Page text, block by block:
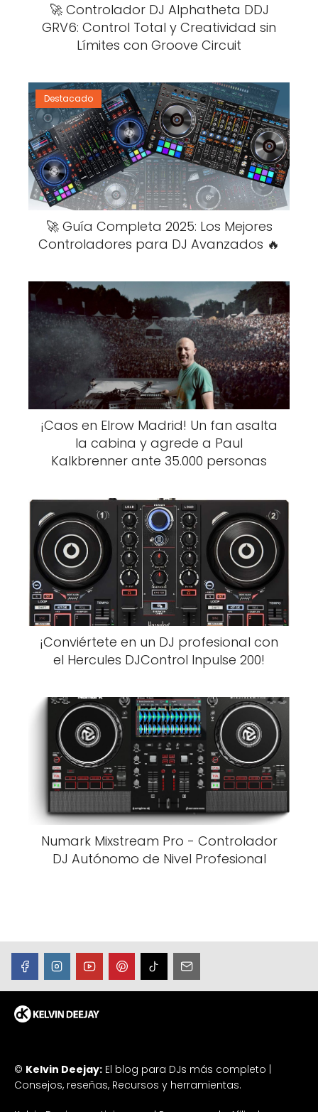
🚀 Controlador DJ Alphatheta DDJ
GRV6: Control Total y Creatividad sin
Límites con Groove Circuit
Destacado
🚀 Guía Completa 2025: Los Mejores
Controladores para DJ Avanzados 🔥
¡Caos en Elrow Madrid! Un fan asalta
la cabina y agrede a Paul
Kalkbrenner ante 35.000 personas
¡Conviértete en un DJ profesional con
el Hercules DJControl Inpulse 200!
Numark Mixstream Pro - Controlador
DJ Autónomo de Nivel Profesional
© Kelvin Deejay: El blog para DJs más completo |
Consejos, reseñas, Recursos y herramientas.